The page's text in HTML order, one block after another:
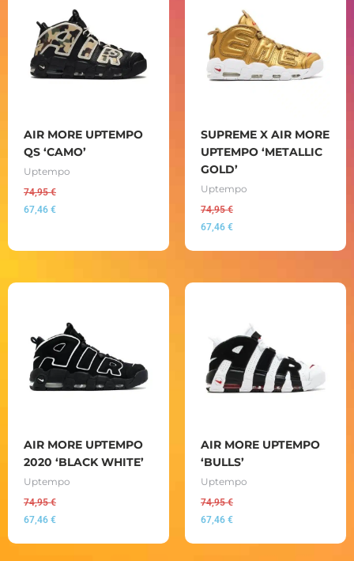
AIR MORE UPTEMPO
QS ‘CAMO’
Uptempo
74,95€
67,46 €
SUPREME X AIR MORE
UPTEMPO ‘METALLIC
GOLD’
Uptempo
74,95€
67,46 €
AIR MORE UPTEMPO
2020 ‘BLACK WHITE’
Uptempo
74,95€
67,46 €
AIR MORE UPTEMPO
‘BULLS’
Uptempo
74,95€
67,46 €